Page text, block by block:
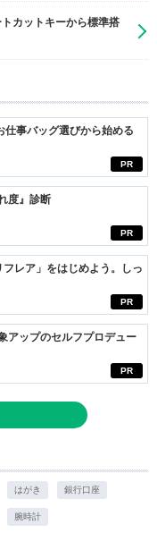
カットキーから標準搭
PR
事バッグ選びから始める
PR
度』診断
PR
レア」をはじめよう。しっ
PR
ップのセルフプロデュー
はがき 銀行口座
腕時計